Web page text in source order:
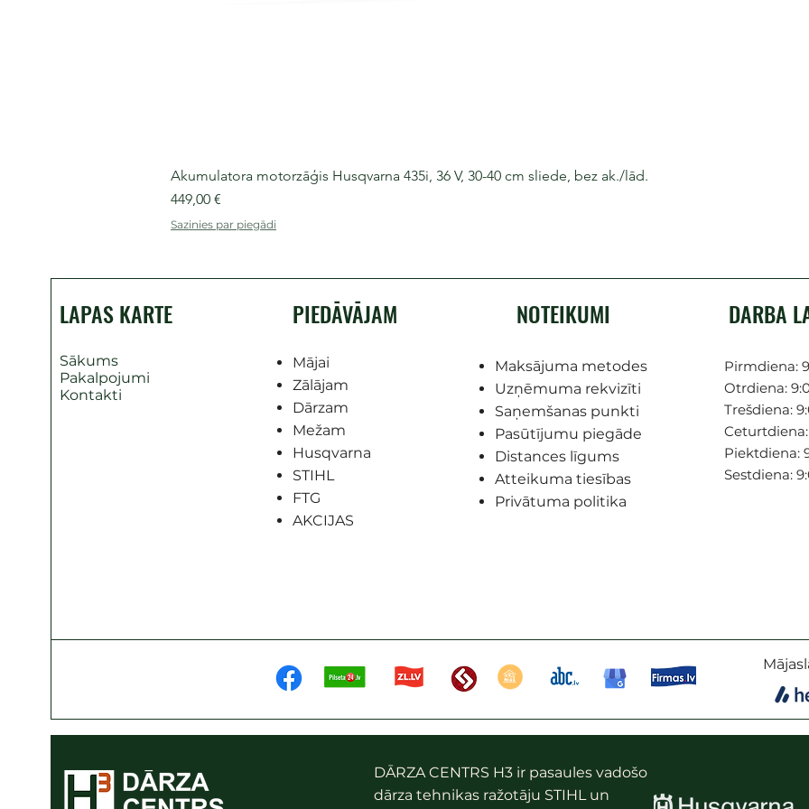
Akumulatora motorzāģis Husqvarna 435i, 36 V, 30-40 cm sliede, bez ak./lād.
Cena
449,00 €
Sazinies par piegādi
LAPAS KARTE
Sākums
Pakalpojumi
Kontakti
PIEDĀVĀJAM
Mājai
Zālājam
Dārzam
Mežam
Husqvarna
STIHL
FTG
AKCIJAS
NOTEIKUMI
Maksājuma metodes
Uzņēmuma rekvizīti
Saņemšanas punkti
Pasūtījumu piegāde
Distances līgums
Atteikuma tiesības
Privātuma politika
DARBA
Pirmdiena:
Otrdiena:
Trešdiena:
Ceturtdiena:
Piektdiena:
Sestdiena:
DĀRZA CENTRS H3 ir pasaules vadošo
dārza tehnikas ražotāju STIHL un